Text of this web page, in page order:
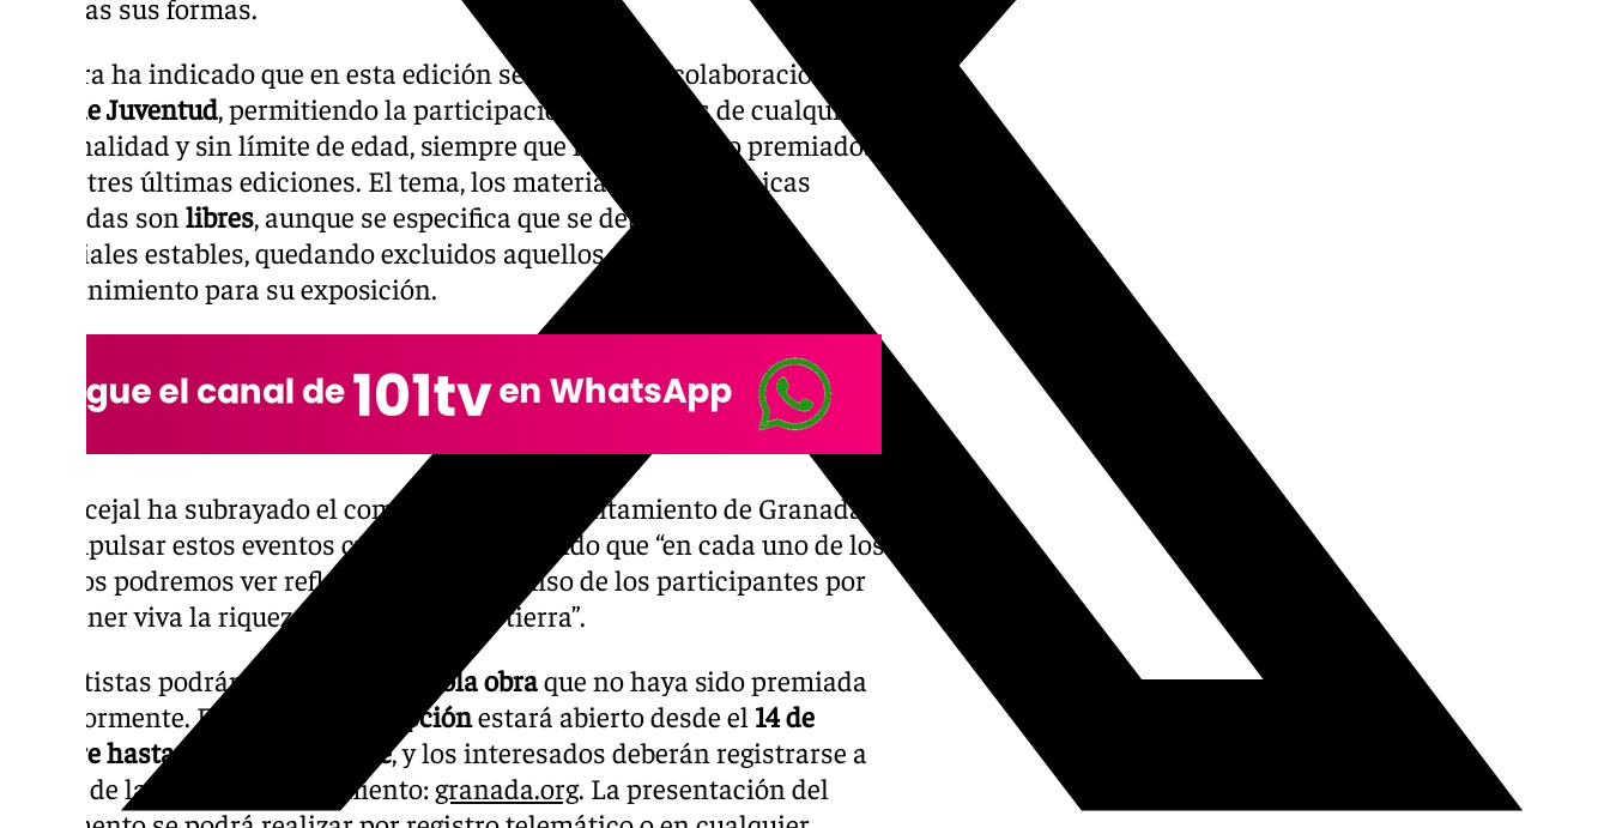
Ferreira ha indicado que en esta edición se recupera la colaboración del
Área de Juventud, permitiendo la participación de artistas de cualquier
nacionalidad y sin límite de edad, siempre que no hayan sido premiados
en las tres últimas ediciones. El tema, los materiales y las técnicas
utilizadas son libres, aunque se especifica que se deben emplear
materiales estables, quedando excluidos aquellos que requieran
mantenimiento para su exposición.
El concejal ha subrayado el compromiso del Ayuntamiento de Granada
por impulsar estos eventos culturales, afirmando que “en cada uno de los
trabajos podremos ver reflejado el compromiso de los participantes por
mantener viva la riqueza cultural de esta tierra”.
Los artistas podrán presentar
una sola obraque no haya sido premiada
anteriormente. El
plazo de inscripción estará abierto desde el 14 de
octubre hasta el 4 de noviembre, y los interesados deberán registrarse a
través de la web del Ayuntamiento: granada.org. La presentación del